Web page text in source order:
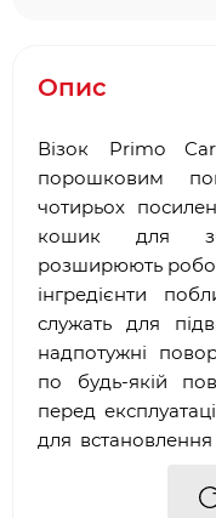
Опис
Візок Primo
порошковим
чотирьох
кошик для
розширюють
інгредієнти
служать для
надпотужні
по будь-якій
перед
для
Зручність